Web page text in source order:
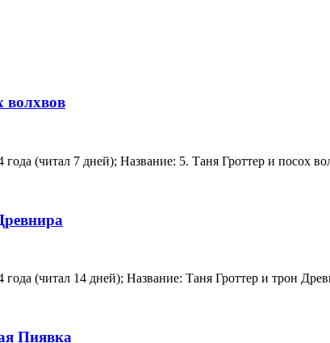
волхвов
года (читал 7 дней); Название: 5. Таня Гроттер и посох
года (читал 14 дней); Название: Таня Гроттер и трон
Пиявка